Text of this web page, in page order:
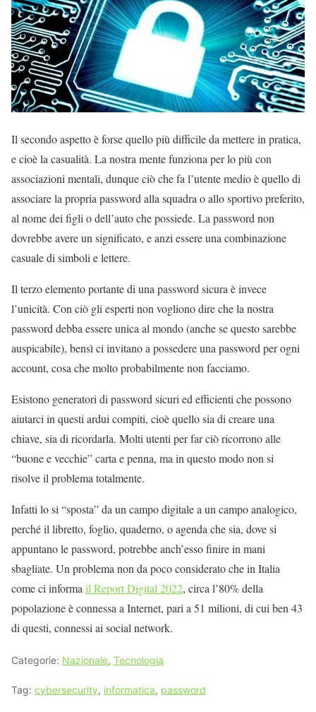
Il secondo aspetto è forse quello più difficile da mettere in pratica,
e cioè la casualità. La nostra mente funziona per lo più con
associazioni mentali, dunque ciò che fa l’utente medio è quello di
associare la propria password alla squadra o allo sportivo preferito,
al nome dei figli o dell’auto che possiede. La password non
dovrebbe avere un significato, e anzi essere una combinazione
casuale di simboli e lettere.
Il terzo elemento portante di una password sicura è invece
l’unicità. Con ciò gli esperti non vogliono dire che la nostra
password debba essere unica al mondo (anche se questo sarebbe
auspicabile), bensì ci invitano a possedere una password per ogni
account, cosa che molto probabilmente non facciamo.
Esistono generatori di password sicuri ed efficienti che possono
aiutarci in questi ardui compiti, cioè quello sia di creare una
chiave, sia di ricordarla. Molti utenti per far ciò ricorrono alle
“buone e vecchie” carta e penna, ma in questo modo non si
risolve il problema totalmente.
Infatti lo si “sposta” da un campo digitale a un campo analogico,
perché il libretto, foglio, quaderno, o agenda che sia, dove si
appuntano le password, potrebbe anch’esso finire in mani
sbagliate. Un problema non da poco considerato che in Italia
come ci informa il Report Digital 2022, circa l’80% della
popolazione è connessa a Internet, pari a 51 milioni, di cui ben 43
di questi, connessi ai social network.
Categorie: Nazionale, Tecnologia
Tag: cybersecurity, informatica, password